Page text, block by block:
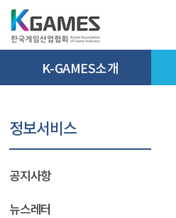
K-GAMES소개
정보서비스
공지사항
뉴스레터